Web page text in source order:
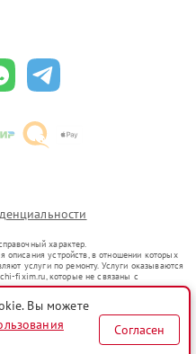
характер.
описания устройств, в отношении которых
услуги по ремонту. Услуги оказываются
fixim.ru, которые не связаны с
представителями.
в гражданский оборот в соответствии
индивидуализации услуг или введения
о предоставляемых услугах по
Вы можете
Согласен